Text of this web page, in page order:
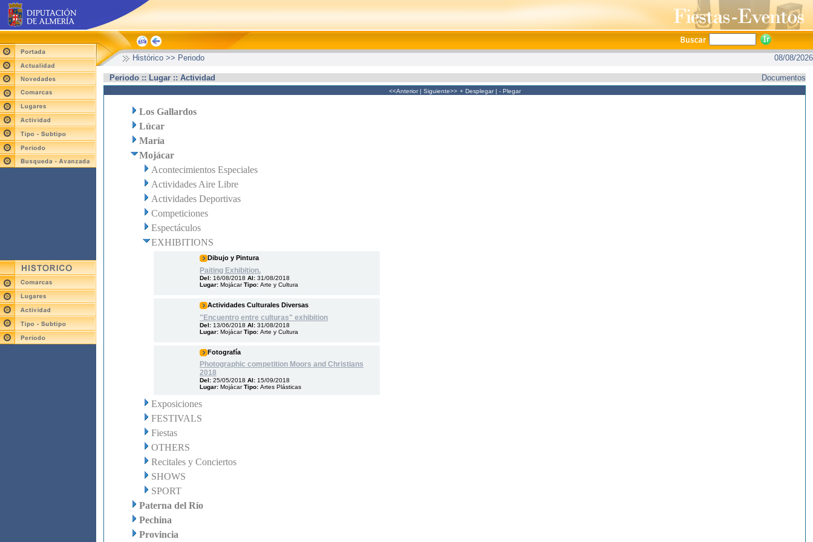
Histórico >> Periodo 08/08/2026
Periodo :: Lugar :: Actividad Documentos
<<Anterior| Siguiente>> + Desplegar| - Plegar
Los Gallardos
Lúcar
María
Mojácar
Acontecimientos Especiales
Actividades Aire Libre
Actividades Deportivas
Competiciones
Espectáculos
EXHIBITIONS
Dibujo y Pintura
Paiting Exhibition.
Del: 16/08/2018 Al: 31/08/2018
Lugar: MojácarTipo: Arte y Cultura
Actividades Culturales Diversas
"Encuentro entre culturas" exhibition
Del: 13/06/2018 Al: 31/08/2018
Lugar: MojácarTipo: Arte y Cultura
Fotografía
Photographic competition Moors and Christians
2018
Del: 25/05/2018 Al: 15/09/2018
Lugar: MojácarTipo: Artes Plásticas
Exposiciones
FESTIVALS
Fiestas
OTHERS
Recitales y Conciertos
SHOWS
SPORT
Paterna del Río
Pechina
Provincia